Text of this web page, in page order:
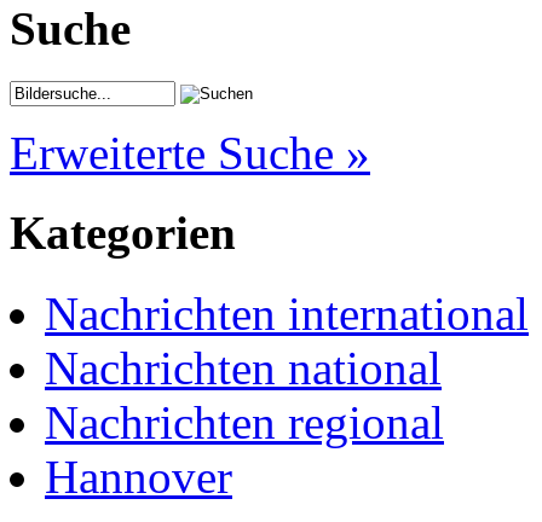
Suche
Erweiterte Suche »
Kategorien
Nachrichten international
Nachrichten national
Nachrichten regional
Hannover